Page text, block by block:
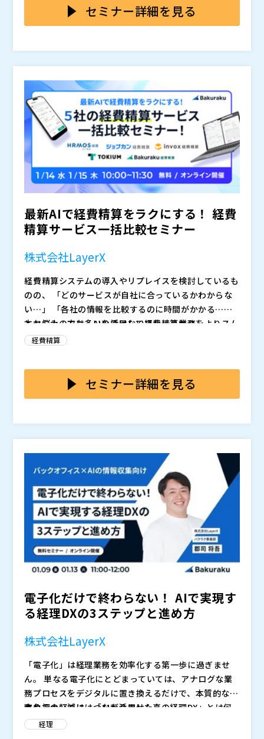
AI活用ポイント、実際の操作デモなどを一気に把握でき
る内容です。
い比較情報を、まとめて効率的に収集できます。
・invox経費精算（株式会社invox） ・ジョブカン経費
精算（株式会社DONUTS） ・TOKIUM経費精算（株式
会社TOKIUM） ・ハーモス経費（株式会社ビズリー
チ） ・バクラク経費精算（株式会社LayerX）
株式会社DONUTS ジョブカン事業部
2019年より大手保険代理店にて営業業務に携わる。20
22年に株式会社DONUTSへ入社後は、大手メーカーや
サービス業を中心に、約500社に対し「ジョブカン」の
導入支援を担当。 現在は『ジョブカン経費精算』と
『ジョブカンワークフロー』の営業担当として、エンジ
ニアを含む約50名のチームメンバーと共に業務を推進
している。
株式会社invox Customer Success
市役所でバックオフィス全般の業務改善や経理業務のD
X推進に取り組んだのち、市長秘書として調整業務に従
事。 その後、2023年に株式会社Deepwork（現・株式
会社invox）へ入社。 カスタマーサクセス担当として、
「invox」全シリーズの製品説明から導入後のサポート
ず、1,000件以上の商談を重ねている。
株式会社ビズリーチ HRMOS事業部
2021年、株式会社ビズリーチに入社。 HRMOS労務給
支援後、HRMOS経費の製品企画を経験。 現在は営業担
当として、システム導入におけるお客様の課題に寄り添
い経理DXの推進を力強くサポート。大阪出身。
株式会社LayerX バクラク事業部 コミュニティマーケテ
ィング部 マネージャー
世の中の働き方をにするべく事業・プロダクトを横断し
たプロダクトマーケティング担当として2022年11月に
入社。 前職のRepro株式会社ではマーケティング支
援・新規プロダクト立ち上げ・経営戦略策定に約５年間
株式会社TOKIUM エンタープライズ部兼マーケティン
2020年、株式会社TOKIUM入社。導入コンサルタント
として200社以上の導入を支援後、大企業向け導入チー
株式会社Donuts（）
株式会社TOKIUM（）
株式会社ビズリーチ（）
株式会社invox（）
スマートキャンプ株式会社(
株式会社オープンソース活用研究所（
マジセミ株式会社（）
※共催、協賛、協力、講演企業は将来的に追加、削除さ
セミナー詳細を見る
最新AIで経費精算をラクにする！ 経費
精算サービス一括比較セミナー
株式会社LayerX
経費精算システムの導入やリプレイスを検討しているも
のの、 「どのサービスが自社に合っているかわからな
い…」 「各社の情報を比較するのに時間がかかる…」
とお悩みの方も多いのではないでしょうか？
本セミナーでは、AIを活用して経費精算業務をよりスム
ーズにする人気5サービスを一度に比較できる特別セッ
AI活用ポイント、実際の操作デモなどを一気に把握でき
る内容です。
い比較情報を、まとめて効率的に収集できます。
・invox経費精算（株式会社invox） ・ジョブカン経費
精算（株式会社DONUTS） ・TOKIUM経費精算（株式
会社TOKIUM） ・ハーモス経費（株式会社ビズリー
チ） ・バクラク経費精算（株式会社LayerX）
株式会社DONUTS ジョブカン事業部
2019年より大手保険代理店にて営業業務に携わる。20
22年に株式会社DONUTSへ入社後は、大手メーカーや
サービス業を中心に、約500社に対し「ジョブカン」の
導入支援を担当。 現在は『ジョブカン経費精算』と
『ジョブカンワークフロー』の営業担当として、エンジ
ニアを含む約50名のチームメンバーと共に業務を推進
株式会社invox Customer Success
市役所でバックオフィス全般の業務改善や経理業務のD
X推進に取り組んだのち、市長秘書として調整業務に従
会社invox）へ入社。 カスタマーサクセス担当として、
「invox」全シリーズの製品説明から導入後のサポート
までを一貫して担当。 業種・業態・企業規模を問わ
ず、1,000件以上の商談を重ねている。
株式会社ビズリーチ HRMOS事業部
2021年、株式会社ビズリーチに入社。 HRMOS労務給
与の導入支援担当として複数の企業様のシステム導入を
支援後、HRMOS経費の製品企画を経験。 現在は営業担
当として、システム導入におけるお客様の課題に寄り添
い経理DXの推進を力強くサポート。大阪出身。
株式会社LayerX バクラク事業部 コミュニティマーケテ
ィング部 マネージャー
世の中の働き方をにするべく事業・プロダクトを横断し
たプロダクトマーケティング担当として2022年11月に
入社。 前職のRepro株式会社ではマーケティング支
援・新規プロダクト立ち上げ・経営戦略策定に約５年間
株式会社TOKIUM エンタープライズ部兼マーケティン
経費精算
セミナー詳細を見る
電子化だけで終わらない！ AIで実現す
る経理DXの3ステップと進め方
株式会社LayerX
「電子化」は経理業務を効率化する第一歩に過ぎませ
ん。 単なる電子化にとどまっていては、アナログな業
務プロセスをデジタルに置き換えるだけで、本質的な業
務負担の軽減にはつながりません。
本セミナーでは、「AIを活用した真の経理DX」とは何
かを徹底解説します。 AIは単に請求書や領収書の文字
経理